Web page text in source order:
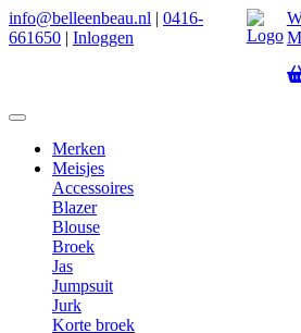
info@belleenbeau.nl | 0416-
661650 | Inloggen
Merken
Meisjes
Accessoires
Blazer
Blouse
Broek
Jas
Jumpsuit
Jurk
Korte broek